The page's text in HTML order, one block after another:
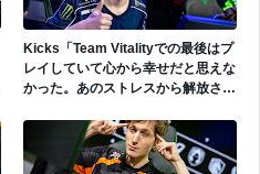
Kicks「Team Vitalityでの最後はプ
レイしていて心から幸せだと思えな
かった。あのストレスから解放され